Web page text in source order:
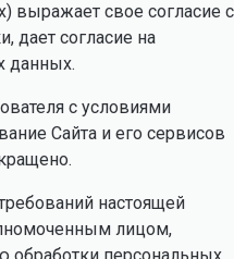
выражает свое согласие с
дает согласие на
данных.
с условиями
Сайта и его сервисов
настоящей
лицом,